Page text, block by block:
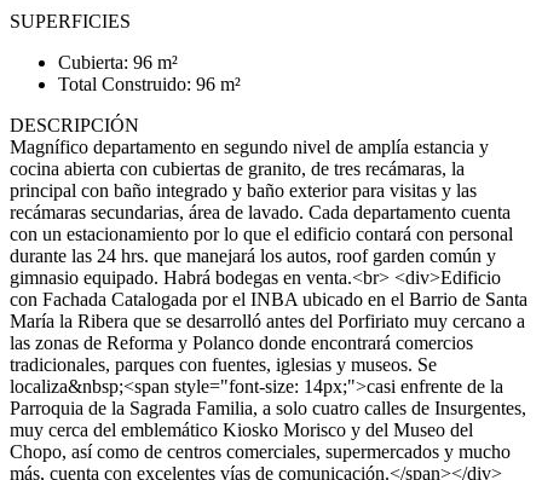
SUPERFICIES
Cubierta: 96 m²
Total Construido: 96 m²
DESCRIPCIÓN
Magnífico departamento en segundo nivel de amplía estancia y
cocina abierta con cubiertas de granito, de tres recámaras, la
principal con baño integrado y baño exterior para visitas y las
recámaras secundarias, área de lavado. Cada departamento cuenta
con un estacionamiento por lo que el edificio contará con personal
durante las 24 hrs. que manejará los autos, roof garden común y
gimnasio equipado. Habrá bodegas en venta.<br> <div>Edificio
con Fachada Catalogada por el INBA ubicado en el Barrio de Santa
María la Ribera que se desarrolló antes del Porfiriato muy cercano a
las zonas de Reforma y Polanco donde encontrará comercios
tradicionales, parques con fuentes, iglesias y museos. Se
localiza&nbsp;<span style="font-size: 14px;">casi enfrente de la
Parroquia de la Sagrada Familia, a solo cuatro calles de Insurgentes,
muy cerca del emblemático Kiosko Morisco y del Museo del
Chopo, así como de centros comerciales, supermercados y mucho
más, cuenta con excelentes vías de comunicación.</span></div>